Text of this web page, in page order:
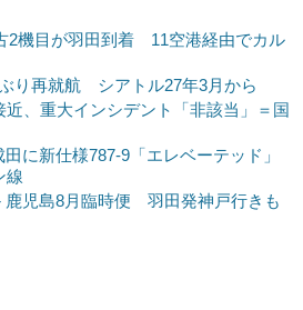
2機目が羽田到着 11空港経由でカル
り再就航 シアトル27年3月から
、重大インシデント「非該当」＝国
に新仕様787-9「エレベーテッド」
線
鹿児島8月臨時便 羽田発神戸行きも